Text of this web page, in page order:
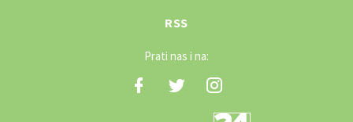
RSS
Prati nas i na: